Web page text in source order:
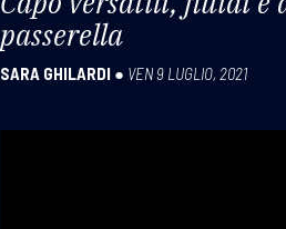
passerella
SARA GHILARDI ● VEN 9 LUGLIO, 2021